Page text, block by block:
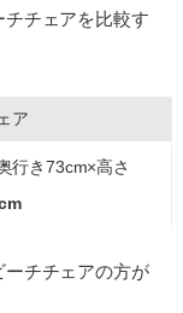
チェアを比較す
ア
行き73cm×高さ
ーチチェアの方が